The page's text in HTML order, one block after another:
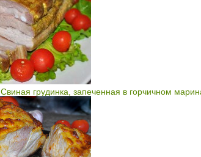
Свиная грудинка, запеченная в горчичном